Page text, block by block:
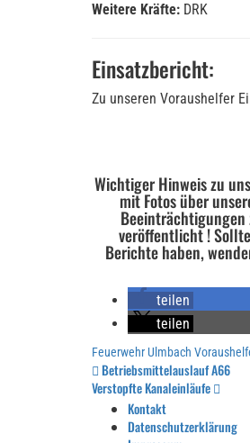
Weitere Kräfte: DRK
Einsatzbericht:
Zu unseren Voraushelfer
Wichtiger Hinweis zu
mit Fotos über
Beeinträchtigungen
veröffentlicht !
Berichte haben,
teilen
teilen
Feuerwehr Ulmbach
Betriebsmittelauslauf A66
Verstopfte Kanaleinläufe
Kontakt
Datenschutzerklärung